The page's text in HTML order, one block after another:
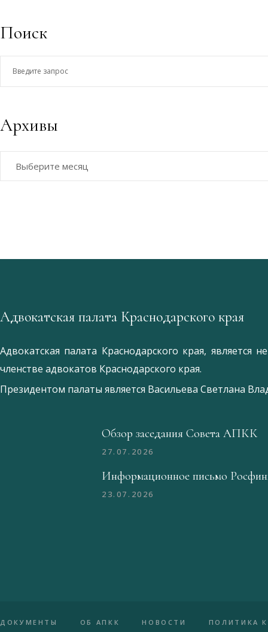
Поиск
Архивы
Адвокатская палата Краснодарского края
Адвокатская палата Краснодарского края, является
членстве адвокатов Краснодарского края.
Президентом палаты является Ваcильева Светлана
Обзор заседания Совета АПКК
27.07.2026
Информационное письмо
23.07.2026
ДОКУМЕНТЫ ОБ АПКК НОВОСТИ ПОЛИТИКА